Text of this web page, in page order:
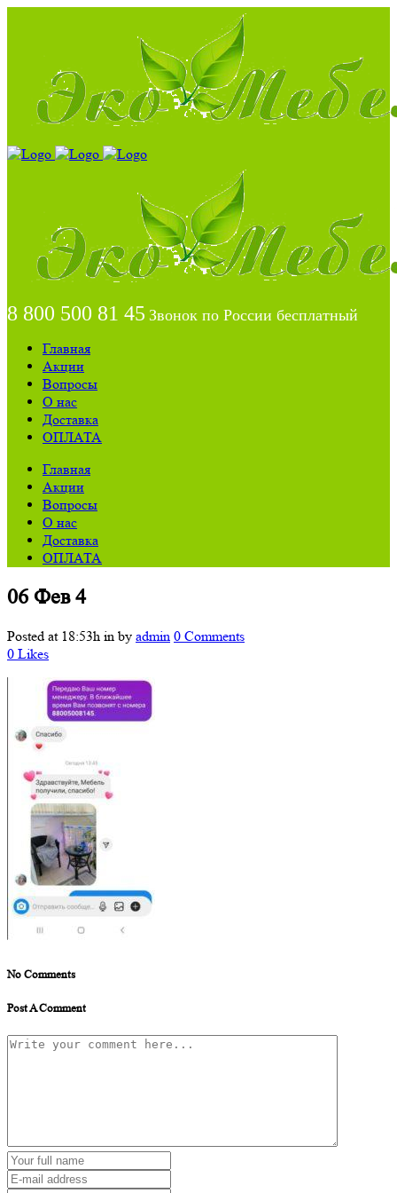
8 800 500 81 45 Звонок по России бесплатный
Главная
Акции
Вопросы
О нас
Доставка
ОПЛАТА
Главная
Акции
Вопросы
О нас
Доставка
ОПЛАТА
06 Фев4
Posted at 18:53h in by admin 0 Comments
0 Likes
No Comments
Post A Comment